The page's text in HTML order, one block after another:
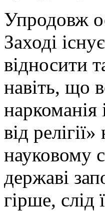
Упродовж
Заході
відносити
навіть, що
наркоманія
від
науковому
державі
гірше, слід